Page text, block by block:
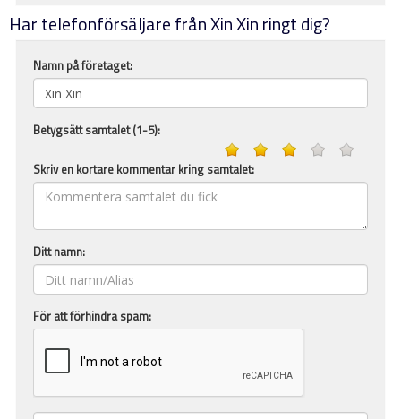
Har telefonförsäljare från Xin Xin ringt dig?
Namn på företaget:
Betygsätt samtalet (1-5):
Skriv en kortare kommentar kring samtalet:
Ditt namn:
För att förhindra spam: